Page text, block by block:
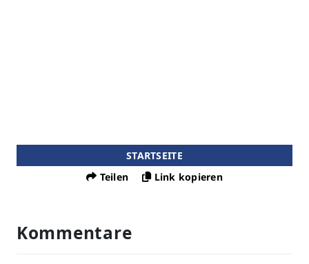
STARTSEITE
Teilen
Link kopieren
Kommentare